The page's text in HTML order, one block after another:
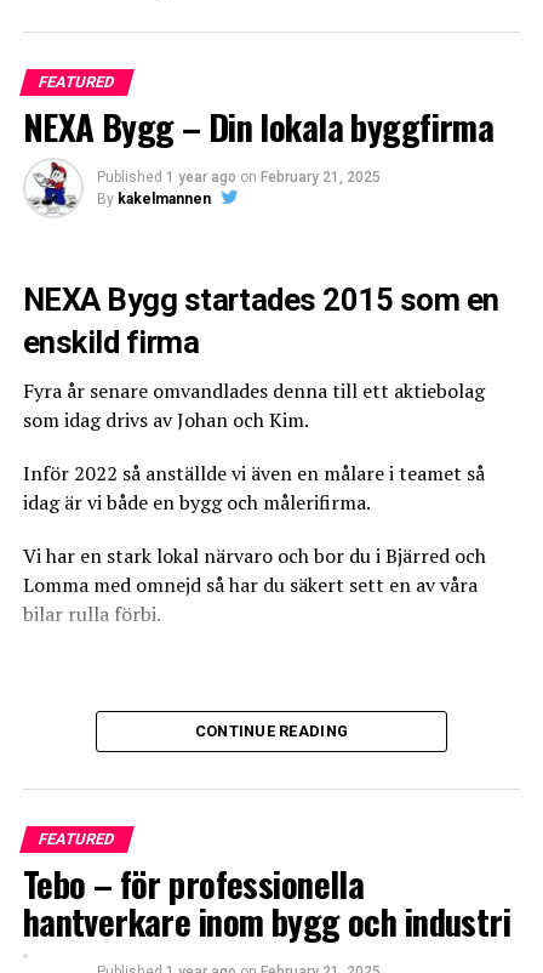
Läs mer påByggkeramikrådets webbsajt.
Leave your vote
What's Your Reaction?
ANGRY
LOL LOVE
FEATURED
NEXA Bygg – Din lokala byggfirma
Published 1 year ago on February 21, 2025
By kakelmannen
NEXA Bygg startades 2015 som en
enskild firma
Fyra år senare omvandlades denna till ett aktiebolag
som idag drivs av Johan och Kim.
Inför 2022 så anställde vi även en målare i teamet så
idag är vi både en bygg och målerifirma.
Vi har en stark lokal närvaro och bor du i Bjärred och
Lomma med omnejd så har du säkert sett en av våra
bilar rulla förbi.
Vi tar oss dock an arbete i större delen av Skåne och har
utfört jobb från Ystad till Åhus.
ROT-jobb. Men vi tar oss också an uppdrag mot företag
och föreningar.
CONTINUE READING
FEATURED
Tebo – för professionella
hantverkare inom bygg och industri